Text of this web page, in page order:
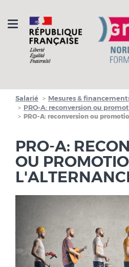
Toggle
navigation
Salarié
Mesures &
PRO-A: reconversion ou
PRO-A: reconversion ou
PRO-A:
OU